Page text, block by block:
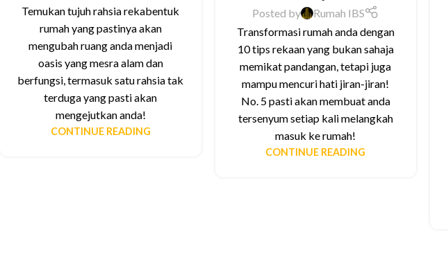
Temukan tujuh rahsia rekabentuk
rumah yang pastinya akan
mengubah ruang anda menjadi
oasis yang mesra alam dan
berfungsi, termasuk satu rahsia tak
terduga yang pasti akan
mengejutkan anda!
CONTINUE READING
Posted by
Rumah IBS
Transformasi rumah anda dengan
10 tips rekaan yang bukan sahaja
memikat pandangan, tetapi juga
mampu mencuri hati jiran-jiran!
No. 5 pasti akan membuat anda
tersenyum setiap kali melangkah
masuk ke rumah!
CONTINUE READING